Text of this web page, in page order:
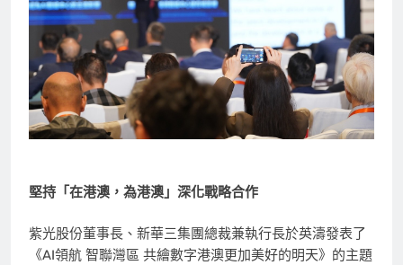
堅持「在港澳，為港澳」深化戰略合作
紫光股份董事長、新華三集團總裁兼執行長於英濤發表了
《AI領航 智聯灣區 共繪數字港澳更加美好的明天》的主題